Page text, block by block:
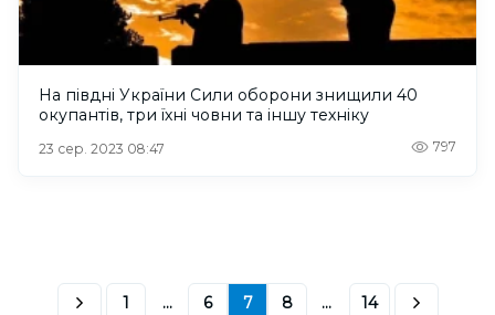
На півдні України Сили оборони знищили 40
окупантів, три їхні човни та іншу техніку
23 сер. 2023 08:47 797
1 ... 6 7 8 ... 14